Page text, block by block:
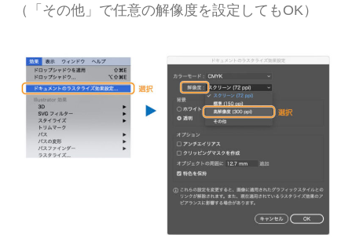
（「その他」で任意の解像度を設定してもOK）